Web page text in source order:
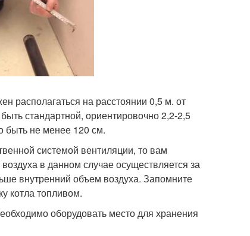
располагаться на расстоянии 0,5 м. от
стандартной, ориентировочно 2,2-2,5
быть не менее 120 см.
системой вентиляции, то вам
в данном случае осуществляется за
внутренний объем воздуха. Запомните
котла топливом.
оборудовать место для хранения